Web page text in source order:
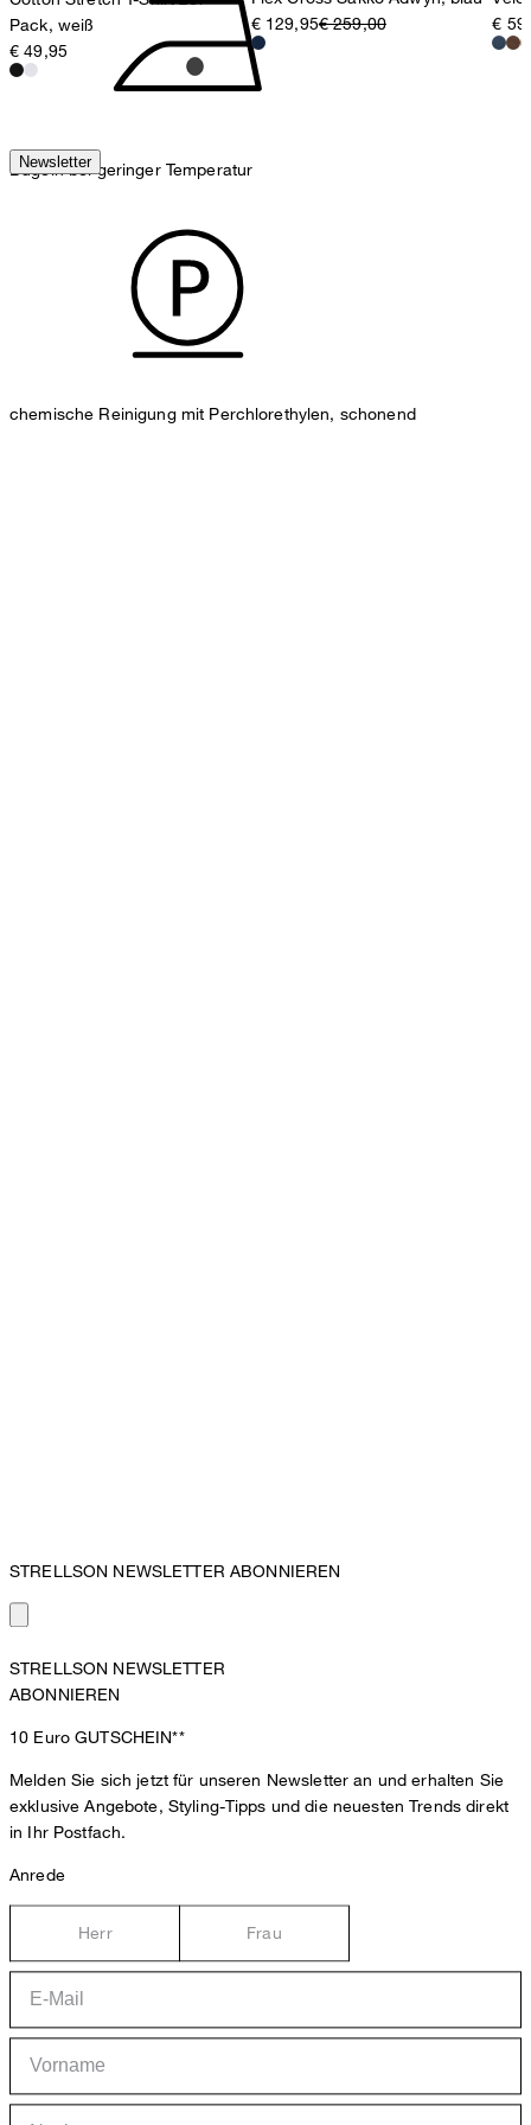
Bügeln bei geringer Temperatur
chemische Reinigung mit Perchlorethylen, schonend
Pack, weiß
€ 49,95
€ 129,95€ 259,00
€
Newsletter
STRELLSON NEWSLETTER ABONNIEREN
STRELLSON NEWSLETTER
ABONNIEREN
10 EuroGUTSCHEIN**
Melden Sie sich jetzt für unseren Newsletter an und erhalten Sie
exklusive Angebote, Styling-Tipps und die neuesten Trends direkt
in Ihr Postfach.
Anrede
Herr Frau